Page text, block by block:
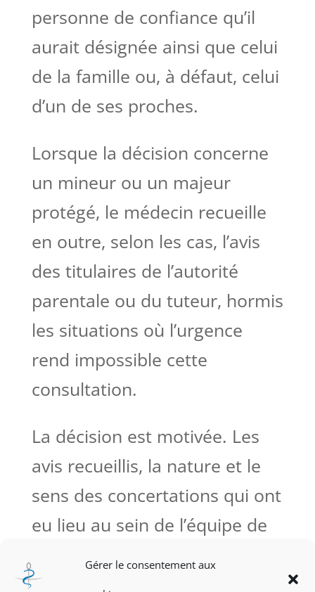
Gérer le consentement aux
personne de confiance qu’il
aurait désignée ainsi que celui
de la famille ou, à défaut, celui
d’un de ses proches.
Lorsque la décision concerne
un mineur ou un majeur
protégé, le médecin recueille
en outre, selon les cas, l’avis
des titulaires de l’autorité
parentale ou du tuteur, hormis
les situations où l’urgence
rend impossible cette
consultation.
La décision est motivée. Les
avis recueillis, la nature et le
sens des concertations qui ont
eu lieu au sein de l’équipe de
soins ainsi que les motifs de la
décision sont inscrits dans le